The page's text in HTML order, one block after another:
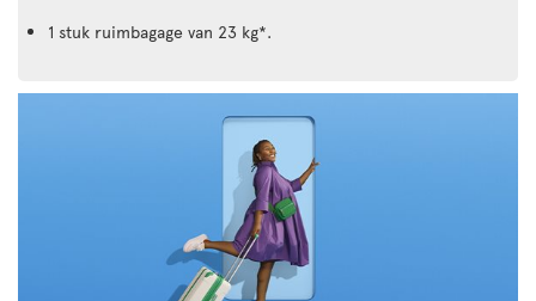
1 stuk ruimbagage van 23 kg*.